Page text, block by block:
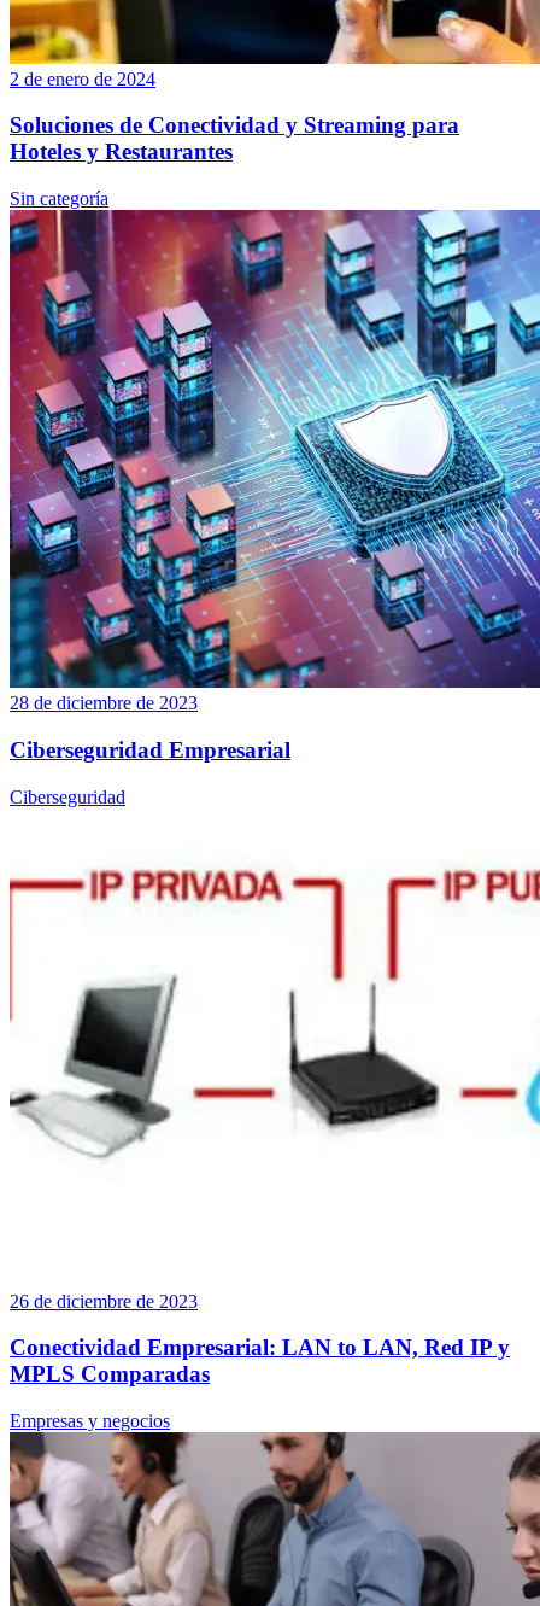
2 de enero de 2024
Soluciones de Conectividad y Streaming para
Hoteles y Restaurantes
Sin categoría
28 de diciembre de 2023
Ciberseguridad Empresarial
Ciberseguridad
26 de diciembre de 2023
Conectividad Empresarial: LAN to LAN, Red IP y
MPLS Comparadas
Empresas y negocios